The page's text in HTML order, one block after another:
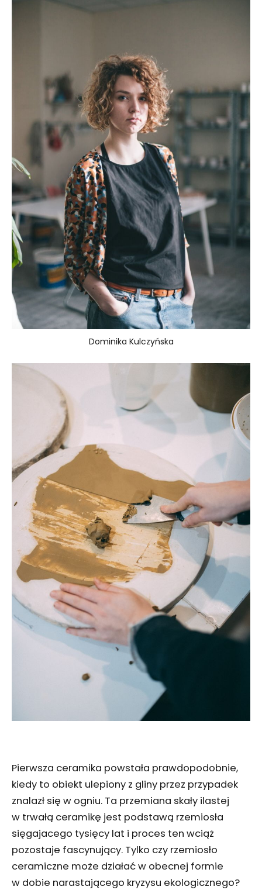
Dominika Kulczyńska
Pierwsza ceramika powstała prawdopodobnie,
kiedy to obiekt ulepiony z gliny przez przypadek
znalazł się w ogniu. Ta przemiana skały ilastej
w trwałą ceramikę jest podstawą rzemiosła
sięgajacego tysięcy lat i proces ten wciąż
pozostaje fascynujący. Tylko czy rzemiosło
ceramiczne może działać w obecnej formie
w dobie narastającego kryzysu ekologicznego?